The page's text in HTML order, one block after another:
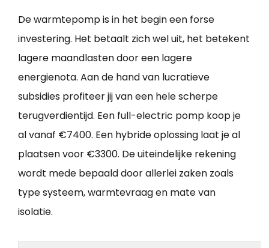
De warmtepomp is in het begin een forse
investering. Het betaalt zich wel uit, het betekent
lagere maandlasten door een lagere
energienota. Aan de hand van lucratieve
subsidies profiteer jij van een hele scherpe
terugverdientijd. Een full-electric pomp koop je
al vanaf €7400. Een hybride oplossing laat je al
plaatsen voor €3300. De uiteindelijke rekening
wordt mede bepaald door allerlei zaken zoals
type systeem, warmtevraag en mate van
isolatie.